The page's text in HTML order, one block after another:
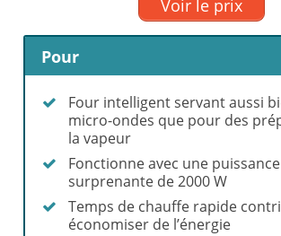
Voir le prix
Pour
Four intelligent servant aussi
micro-ondes que pour des
la vapeur
Fonctionne avec une puissance
surprenante de 2000 W
Temps de chauffe rapide
économiser de l’énergie